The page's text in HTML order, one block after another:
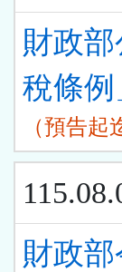
財政
稅條例
（預告起
財政